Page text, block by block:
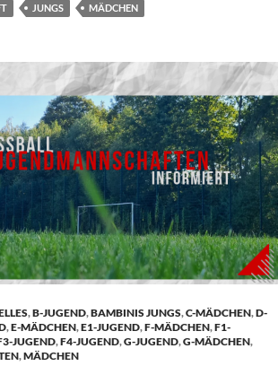
JUNGS MÄDCHEN
,B-JUGEND,BAMBINIS JUNGS,C-MÄDCHEN,D-
,E-MÄDCHEN,E1-JUGEND,F-MÄDCHEN,F1-
JUGEND,F4-JUGEND,G-JUGEND,G-MÄDCHEN,
,MÄDCHEN